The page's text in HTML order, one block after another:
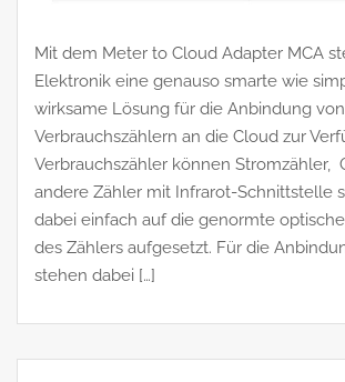
Mit dem Meter to Cloud Adapter MCA
Elektronik eine genauso smarte wie
wirksame Lösung für die Anbindung von
Verbrauchszählern an die Cloud zur
Verbrauchszähler können Stromzähler,
andere Zähler mit Infrarot-Schnittstelle
dabei einfach auf die genormte
des Zählers aufgesetzt. Für die
stehen dabei […]